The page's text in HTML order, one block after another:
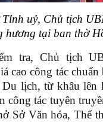
uỷ, Chủ tịch
hương tại ban thờ
tra, Chủ tịch
cao công tác chuẩn
lịch, từ khâu lên
công tác tuyên
Sở Văn hóa, Thể